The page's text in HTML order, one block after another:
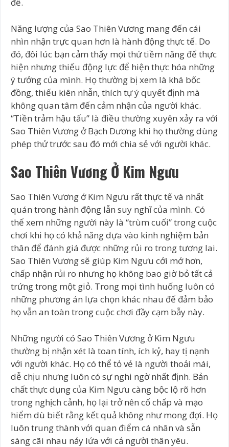
đề.
Năng lượng của Sao Thiên Vương mang đến cái
nhìn nhận trực quan hơn là hành động thực tế. Do
đó, đôi lúc bạn cảm thấy mọi thứ tiềm năng để thực
hiện nhưng thiếu động lực để hiện thực hóa những
ý tưởng của mình. Họ thường bị xem là khá bốc
đồng, thiếu kiên nhẫn, thích tự ý quyết định mà
không quan tâm đến cảm nhận của người khác.
“Tiền trảm hậu tấu” là điều thường xuyên xảy ra với
Sao Thiên Vương ở Bạch Dương khi họ thường dùng
phép thử trước sau đó mới chia sẻ với người khác.
Sao Thiên Vương Ở Kim Ngưu
Sao Thiên Vương ở Kim Ngưu rất thực tế và nhất
quán trong hành động lẫn suy nghĩ của mình. Có
thể xem những người này là “trùm cuối” trong cuộc
chơi khi họ có khả năng dựa vào kinh nghiệm bản
thân để đánh giá được những rủi ro trong tương lai.
Sao Thiên Vương sẽ giúp Kim Ngưu cởi mở hơn,
chấp nhận rủi ro nhưng họ không bao giờ bỏ tất cả
trứng trong một giỏ. Trong mọi tình huống luôn có
những phương án lựa chọn khác nhau để đảm bảo
họ vẫn an toàn trong cuộc chơi đầy cạm bẫy này.
Những người có Sao Thiên Vương ở Kim Ngưu
thường bị nhận xét là toan tính, ích kỷ, hay tị nạnh
với người khác. Họ có thể tỏ vẻ là người thoải mái,
dễ chịu nhưng luôn có sự nghi ngờ nhất định. Bản
chất thực dụng của Kim Ngưu càng bộc lộ rõ hơn
trong nghịch cảnh, họ lại trở nên cố chấp và mạo
hiểm dù biết rằng kết quả không như mong đợi. Họ
luôn trung thành với quan điểm cá nhân và sẵn
sàng cãi nhau nảy lửa với cả người thân yêu.